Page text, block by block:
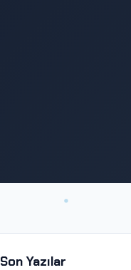
Son Yazılar